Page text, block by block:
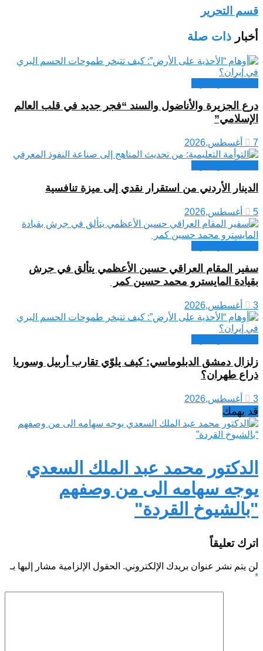
قسم التحرير
أخبار ذات صلة
درع الجزيرة والأناضول والسند “فجر جديد في قلب العالم
الإسلامي”
7 أغسطس,2026
الدينار الأردني من استقرار نقدي إلى ميزة تنافسية
5 أغسطس,2026
سفير المقام العراقي حسين الأعظمي يتألق في جرش
بقيادة المايسترو محمد حسين كمر
3 أغسطس,2026
زلزال دمشق الدبلوماسي: كيف يلوّي تقارب أربيل وسوريا
ذراع طهران؟
3 أغسطس,2026
قد يهمك
الدكتور محمد عبد الملك السعدي
يوجه سهامه الى من وصفهم
"بالشيوخ القردة"
اترك تعليقاً
لن يتم نشر عنوان بريدك الإلكتروني. الحقول الإلزامية مشار إليها بـ
*